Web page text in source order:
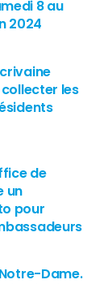
8 au
2024
les
de
un
pour
Dame.